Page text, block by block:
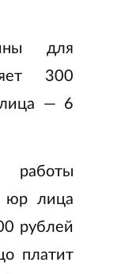
для
300
— 6
юр лица
рублей
платит